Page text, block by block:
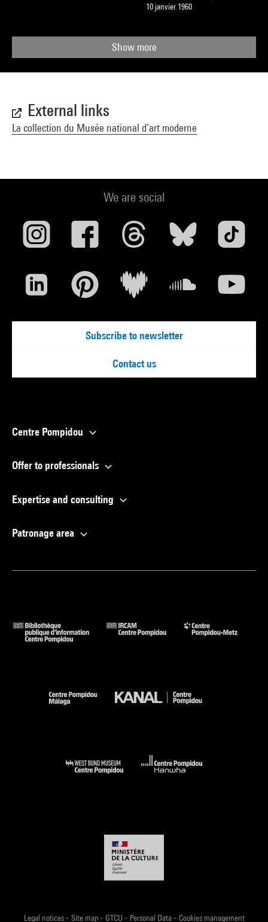
10 janvier 1960
Show more
External links
La collection du Musée national d’art moderne
We are social
Subscribe to newsletter
Contact us
Centre Pompidou
Offer to professionals
Expertise and consulting
Patronage area
Legal notices- Site map- GTCU - Personal Data- Cookies management